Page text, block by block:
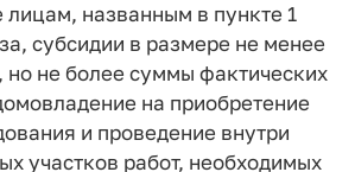
лицам, названным в пункте 1
субсидии в размере не менее
но не более суммы фактических
на приобретение
и проведение внутри
участков работ, необходимых